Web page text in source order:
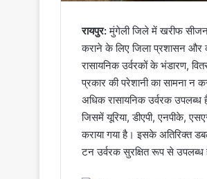
रायपुर:मुंगेली जिले में खरीफ
कराने के लिए जिला प्रशासन और
रासायनिक उर्वरकों के भंडारण,
प्रकार की परेशानी का सामना न
अधिक रासायनिक उर्वरक उपलब्ध
जिसमें यूरिया, डीएपी, एनपीके,
कराया गया है। इसके अतिरिक्त
टन उर्वरक सुरक्षित रूप से उपलब्ध